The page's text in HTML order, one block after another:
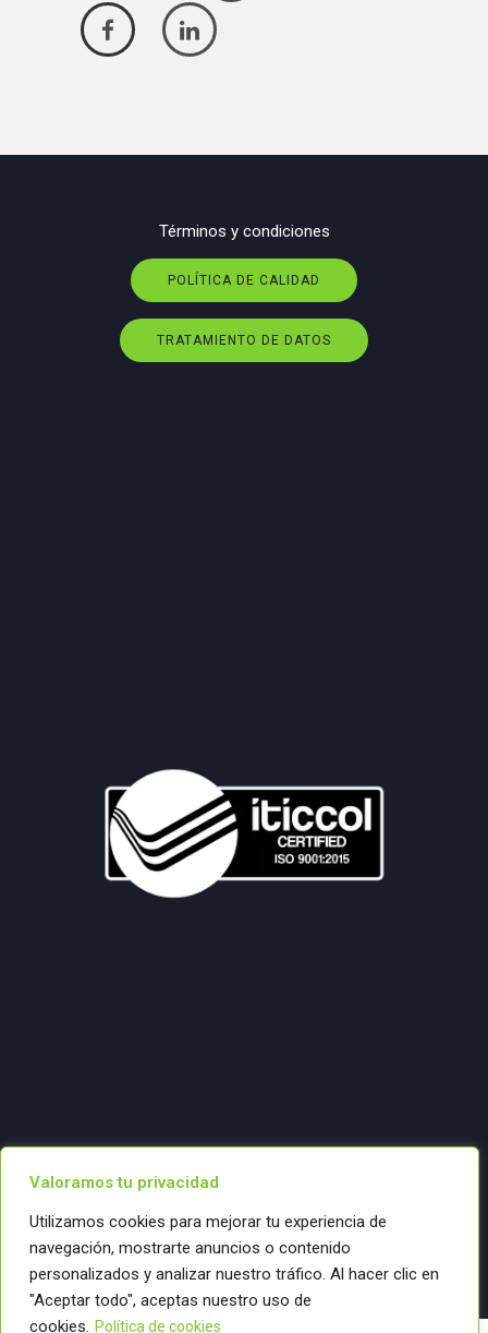
Valoramos tu privacidad
Utilizamos cookies para mejorar tu experiencia de
navegación, mostrarte anuncios o contenido
personalizados y analizar nuestro tráfico. Al hacer clic en
"Aceptar todo", aceptas nuestro uso de
cookies. Política de cookies
Términos y condiciones
POLÍTICA DE CALIDAD
TRATAMIENTO DE DATOS